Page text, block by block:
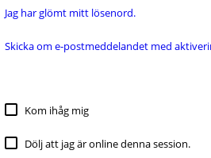
Jag har glömt mitt lösenord.
Skicka om e-postmeddelandet med
Kom ihåg mig
Dölj att jag är online denna session.